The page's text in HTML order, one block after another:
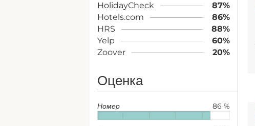
HolidayCheck
87%
Hotels.com
86%
HRS
88%
Yelp
60%
Zoover
20%
Оценка
86 %
Номер